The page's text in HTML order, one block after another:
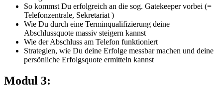
So kommst Du erfolgreich an die sog. Gatekeeper vorbei (=
Telefonzentrale, Sekretariat )
Wie Du durch eine Terminqualifizierung deine
Abschlussquote massiv steigern kannst
Wie der Abschluss am Telefon funktioniert
Strategien, wie Du deine Erfolge messbar machen und deine
persönliche Erfolgsquote ermitteln kannst
Modul 3: